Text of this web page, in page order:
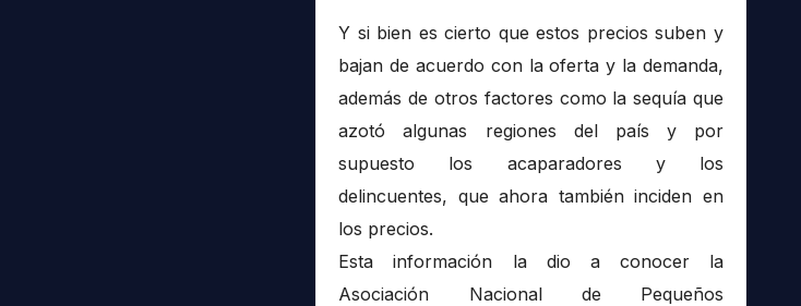
Y si bien es cierto que estos precios suben y
bajan de acuerdo con la oferta y la demanda,
además de otros factores como la sequía que
azotó algunas regiones del país y por
supuesto los acaparadores y los
delincuentes, que ahora también inciden en
los precios.
Esta información la dio a conocer la
Asociación Nacional de Pequeños